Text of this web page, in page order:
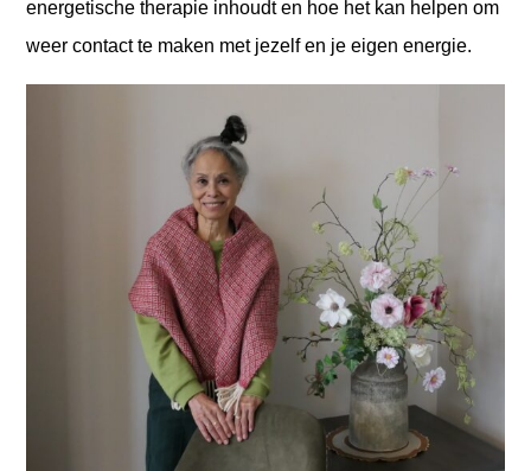
energetische therapie inhoudt en hoe het kan helpen om
weer contact te maken met jezelf en je eigen energie.